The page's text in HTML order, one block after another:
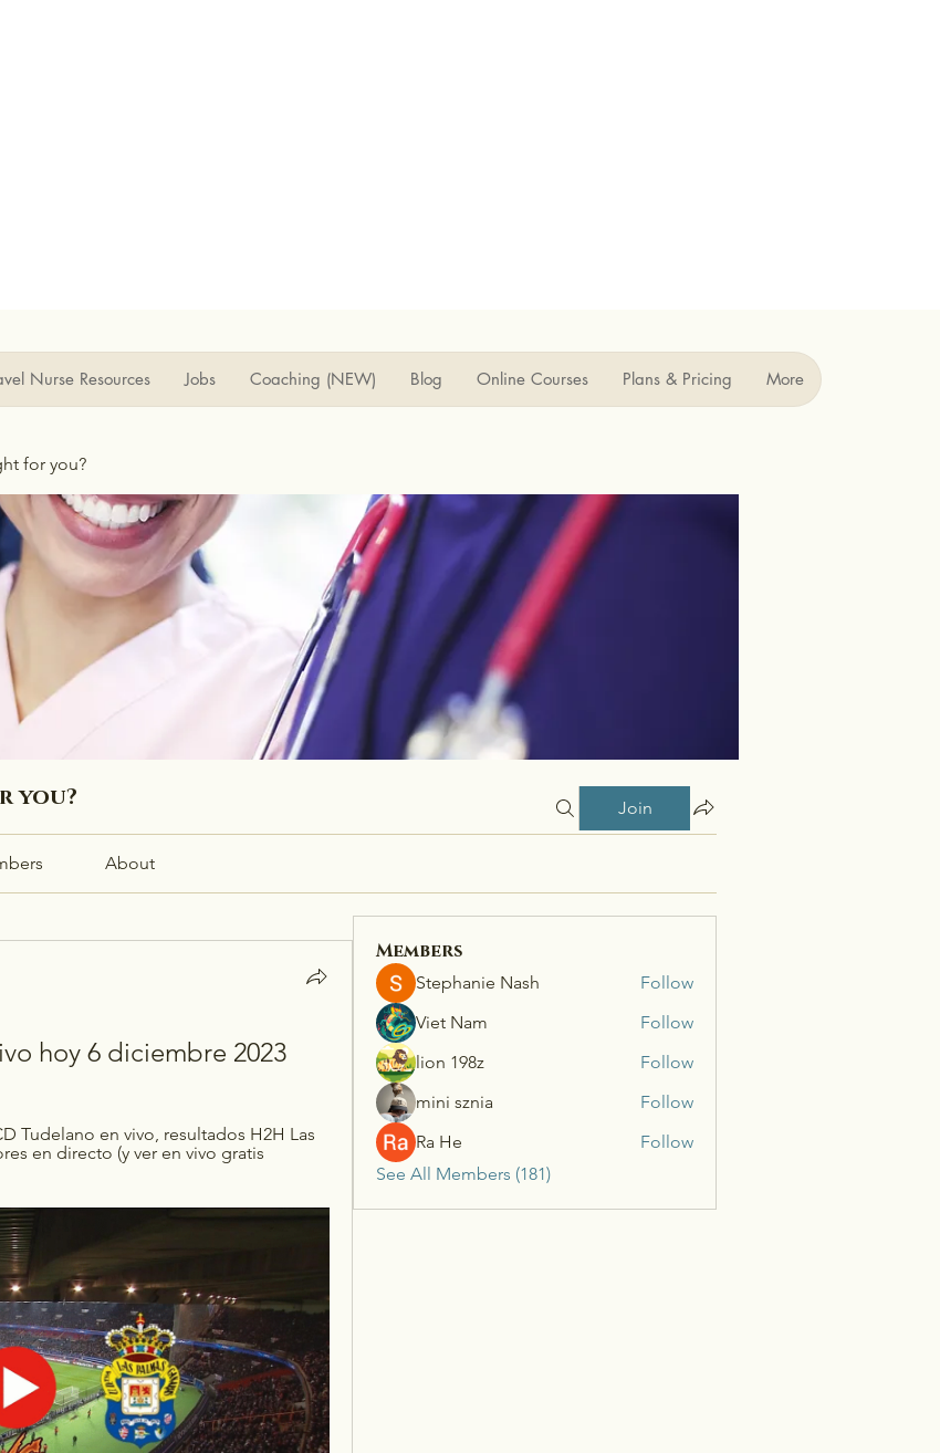
Nurse Resources Jobs Coaching (NEW) Blog Online Courses Plans & Pricing More
for you?
you? Join
About
hoy 6 diciembre 2023
Tudelano en vivo, resultados H2H Las
en directo (y ver en vivo gratis
Members
Stephanie Nash
Follow
Viet Nam
Follow
lion 198z
Follow
mini sznia
Follow
Ra He
Follow
See All Members (181)